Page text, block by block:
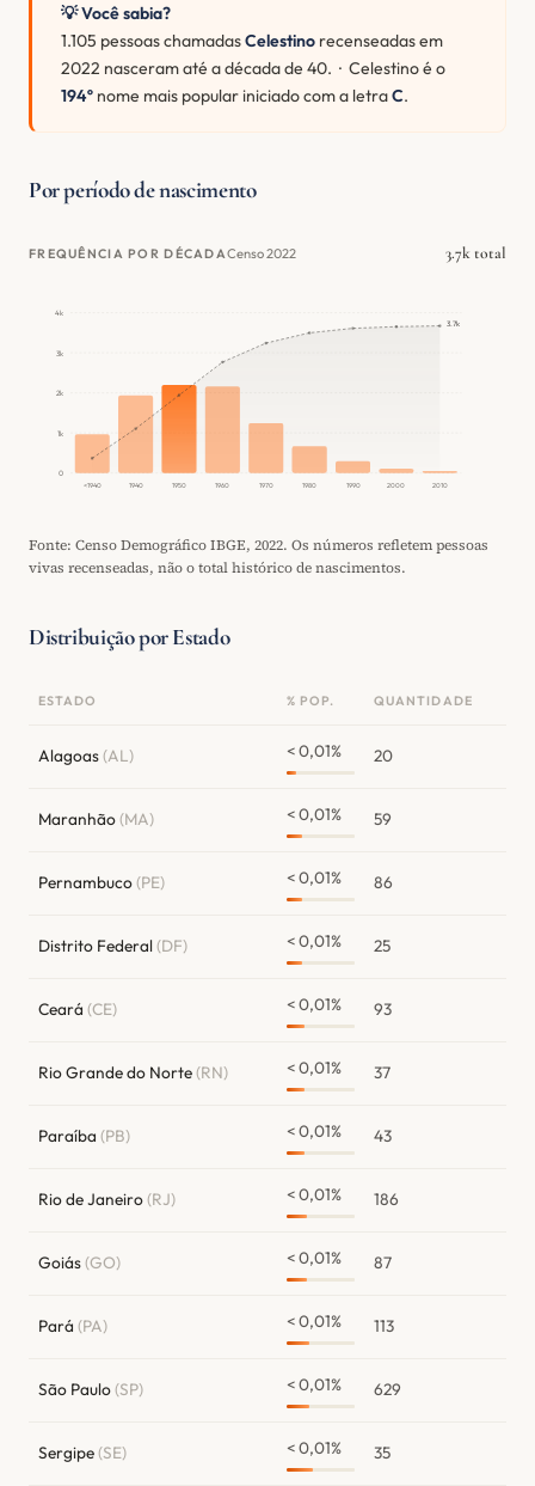
💡 Você sabia?
1.105 pessoas chamadasCelestino recenseadas em
2022 nasceram até a década de 40. · Celestino é o
194º nome mais popular iniciado com a letraC.
Por período de nascimento
FREQUÊNCIA POR DÉCADACenso 2022 3.7k total
0
1k
2k
3k
4k
<1940 1940 1950 1960 1970 1980 1990 2000 2010
3.7k
Fonte: Censo Demográfico IBGE, 2022. Os números refletem pessoas
vivas recenseadas, não o total histórico de nascimentos.
Distribuição por Estado
ESTADO % POP. QUANTIDADE
Alagoas(AL) < 0,01% 20
Maranhão(MA) < 0,01% 59
Pernambuco(PE) < 0,01% 86
Distrito Federal(DF) < 0,01% 25
Ceará (CE) < 0,01% 93
Rio Grande do Norte(RN) < 0,01% 37
Paraíba (PB) < 0,01% 43
Rio de Janeiro(RJ) < 0,01% 186
Goiás(GO) < 0,01% 87
Pará (PA) < 0,01% 113
São Paulo(SP) < 0,01% 629
Sergipe(SE) < 0,01% 35